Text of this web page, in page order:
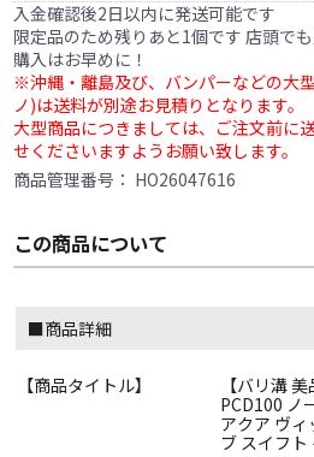
入金確認後2日以内に発送可能です
限定品のため残りあと1個です 店頭で
購入はお早めに！
※沖縄・離島及び、バンパーなどの大
ノ)は送料が別途お見積りとなります。
大型商品につきましては、ご注文前に
せくださいますようお願い致します。
商品管理番号： HO26047616
この商品について
■商品詳細
【商品タイトル】
【バリ溝
PCD100 ノ
アクア ヴ
ブ スイフト